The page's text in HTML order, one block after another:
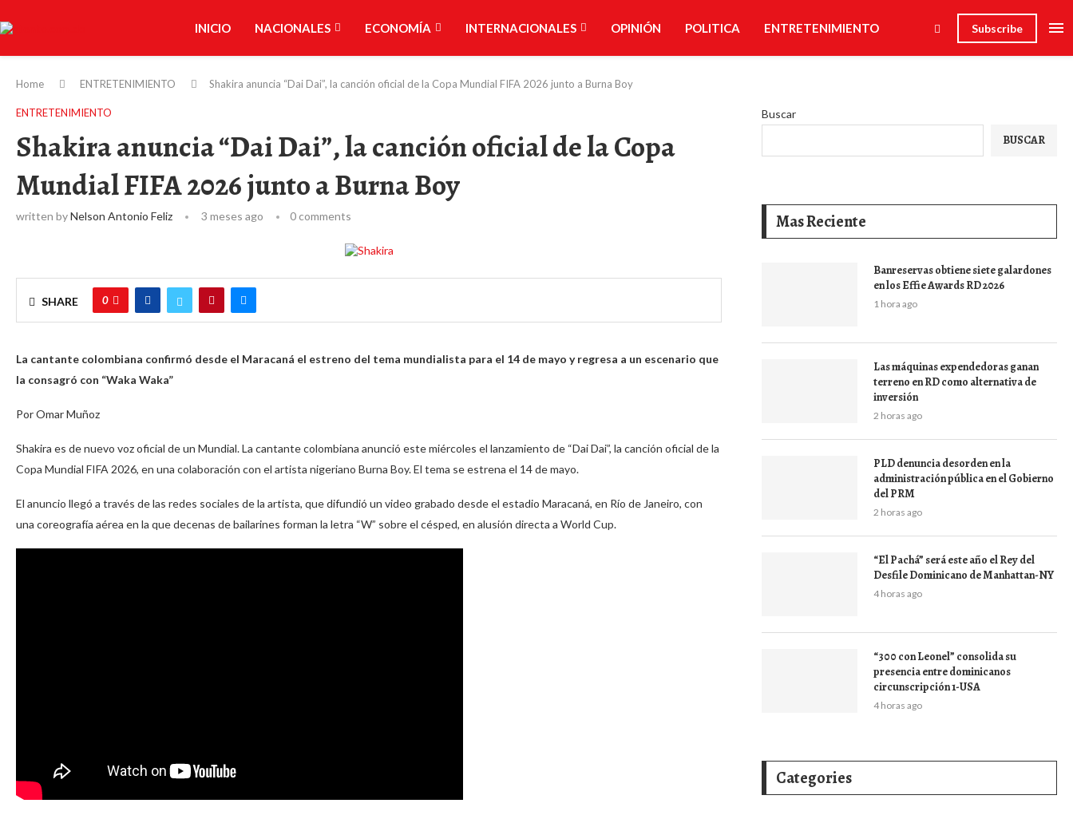
INICIO NACIONALES ECONOMÍA INTERNACIONALES OPINIÓN POLITICA ENTRETENIMIENTO Subscribe
Home ENTRETENIMIENTO Shakira anuncia “Dai Dai”, la canción oficial de la Copa Mundial FIFA 2026 junto a Burna Boy
ENTRETENIMIENTO
Shakira anuncia “Dai Dai”, la canción oficial de la Copa
Mundial FIFA 2026 junto a Burna Boy
written byNelson Antonio Feliz 3 meses ago 0 comments
SHARE 0
La cantante colombiana confirmó desde el Maracaná el estreno del tema mundialista para el 14 de mayo y regresa a un escenario que
la consagró con “Waka Waka”
Por Omar Muñoz
Shakira es de nuevo voz oficial de un Mundial. La cantante colombiana anunció este miércoles el lanzamiento de “Dai Dai”, la canción oficial de la
Copa Mundial FIFA 2026, en una colaboración con el artista nigeriano Burna Boy. El tema se estrena el 14 de mayo.
El anuncio llegó a través de las redes sociales de la artista, que difundió un video grabado desde el estadio Maracaná, en Río de Janeiro, con
una coreografía aérea en la que decenas de bailarines forman la letra “W” sobre el césped, en alusión directa a World Cup.
Buscar
BUSCAR
Mas Reciente
Banreservas obtiene siete galardones
en los Effie Awards RD 2026
1 hora ago
Las máquinas expendedoras ganan
terreno en RD como alternativa de
inversión
2 horas ago
PLD denuncia desorden en la
administración pública en el Gobierno
del PRM
2 horas ago
“El Pachá” será este año el Rey del
Desfile Dominicano de Manhattan-NY
4 horas ago
“300 con Leonel” consolida su
presencia entre dominicanos
circunscripción 1-USA
4 horas ago
Categories